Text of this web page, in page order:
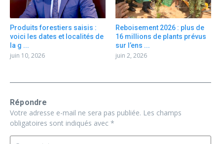
Produits forestiers saisis :
voici les dates et localités de
la g ...
juin 10, 2026
Reboisement 2026 : plus de
16 millions de plants prévus
sur l’ens ...
juin 2, 2026
Répondre
Votre adresse e-mail ne sera pas publiée. Les champs
obligatoires sont indiqués avec *